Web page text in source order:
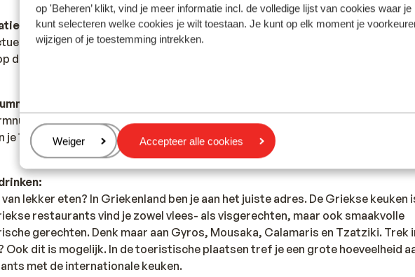
op 'Beheren’ klikt, vind je meer informatie incl. de volledige lijst van cookies waar je
kunt selecteren welke cookies je wilt toestaan. Je kunt op elk moment je
wijzigen of je toestemming intrekken.
Beheren
Weiger Accepteer alle cookies
informatie betreffende vaccinaties en andere gegevens over
de site van LCR: https://www.lcr.nl/.
in Griekenland voor de politie is 100. Wanneer je een ambulance
je 166 te bellen. Let op, deze alarmnummers mag je alleen gebruiken bij
van lekker eten? In Griekenland ben je aan het juiste adres. De Griekse keuken
restaurants vind je zowel vlees- als visgerechten, maar ook smaakvolle
gerechten. Denk maar aan Gyros, Mousaka, Calamaris en Tzatziki. Trek
Ook dit is mogelijk. In de toeristische plaatsen tref je een grote hoeveelheid
met de internationale keuken.